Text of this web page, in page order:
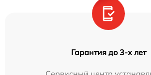
Гарантия до 3-х лет